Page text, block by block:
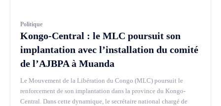
Politique
Kongo-Central : le MLC poursuit son
implantation avec l’installation du comité
de l’AJBPA à Muanda
Le Mouvement de la Libération du Congo (MLC) poursuit le
renforcement de son implantation dans la province du Kongo-
Central. Dans cette dynamique, le secrétaire national chargé de